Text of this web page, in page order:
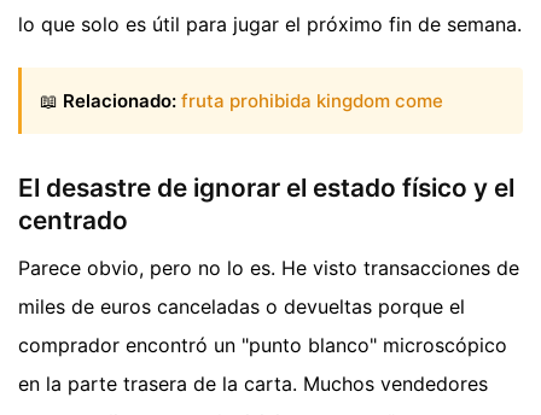
lo que solo es útil para jugar el próximo fin de semana.
📖 Relacionado: fruta prohibida kingdom come
El desastre de ignorar el estado físico y el
centrado
Parece obvio, pero no lo es. He visto transacciones de
miles de euros canceladas o devueltas porque el
comprador encontró un "punto blanco" microscópico
en la parte trasera de la carta. Muchos vendedores